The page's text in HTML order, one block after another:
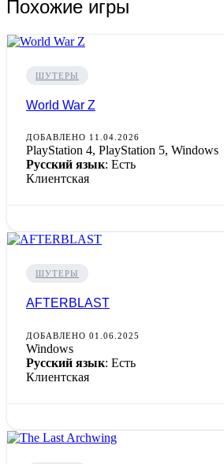
Похожие игры
ШУТЕРЫ
World War Z
ДОБАВЛЕНО 11.04.2026
PlayStation 4, PlayStation 5, Windows
Русский язык: Есть
Клиентская
ШУТЕРЫ
AFTERBLAST
ДОБАВЛЕНО 01.06.2025
Windows
Русский язык: Есть
Клиентская